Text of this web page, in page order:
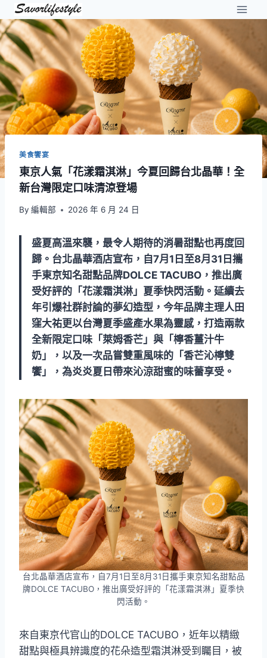
Skip
to
content
美食饗宴
東京人氣「花漾霜淇淋」今夏回歸台北晶華！全
新台灣限定口味清涼登場
By 編輯部 2026 年 6 月 24 日
盛夏高溫來襲，最令人期待的消暑甜點也再度回
歸。台北晶華酒店宣布，自7月1日至8月31日攜
手東京知名甜點品牌DOLCE TACUBO，推出廣
受好評的「花漾霜淇淋」夏季快閃活動。延續去
年引爆社群討論的夢幻造型，今年品牌主理人田
窪大祐更以台灣夏季盛產水果為靈感，打造兩款
全新限定口味「萊姆香芒」與「檸香薑汁牛
奶」，以及一次品嘗雙重風味的「香芒沁檸雙
饗」，為炎炎夏日帶來沁涼甜蜜的味蕾享受。
台北晶華酒店宣布，自7月1日至8月31日攜手東京知名甜點品
牌DOLCE TACUBO，推出廣受好評的「花漾霜淇淋」夏季快
閃活動。
來自東京代官山的DOLCE TACUBO，近年以精緻
甜點與極具辨識度的花朵造型霜淇淋受到矚目，被